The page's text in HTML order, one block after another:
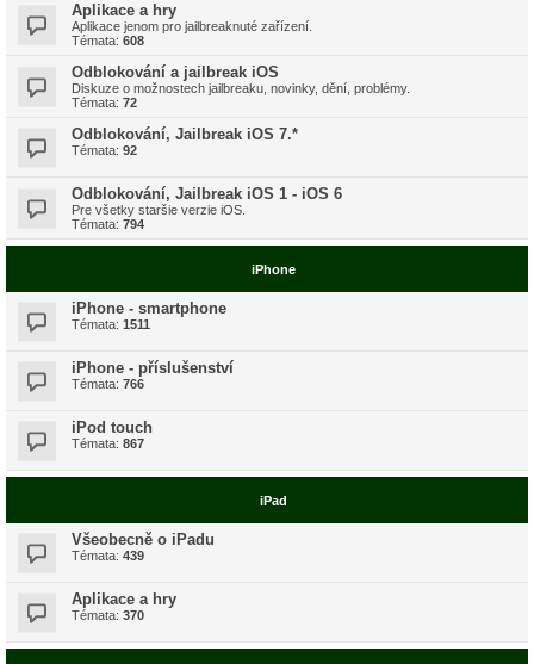
Aplikace a hry
Aplikace jenom pro jailbreaknuté zařízení.
Témata: 608
Odblokování a jailbreak iOS
Diskuze o možnostech jailbreaku, novinky, dění, problémy.
Témata: 72
Odblokování, Jailbreak iOS 7.*
Témata: 92
Odblokování, Jailbreak iOS 1 - iOS 6
Pre všetky staršie verzie iOS.
Témata: 794
iPhone
iPhone - smartphone
Témata: 1511
iPhone - příslušenství
Témata: 766
iPod touch
Témata: 867
iPad
Všeobecně o iPadu
Témata: 439
Aplikace a hry
Témata: 370